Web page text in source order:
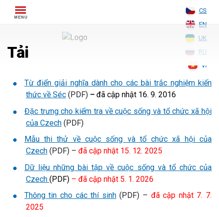
CS
EN
UK
RU
VI
Tải
Từ điển giải nghĩadành cho các bài trắc nghiệm kiến
thức về Séc (PDF)– đã cập nhật 16. 9. 2016
Đặc trưng cho kiểm tra về cuộc sống và tổ chức xã hội
củaCzech(PDF)
Mẫu thi thử về cuộc sống và tổ chức xã hội của
Czech(PDF) – đã cập nhật 15. 12. 2025
Dữ liệu những bài tập về cuộc sống và tổ chức của
Czech (PDF)– đã cập nhật 5. 1. 2026
Thông tin cho các thí sinh(PDF) – đã cập nhật 7. 7.
2025